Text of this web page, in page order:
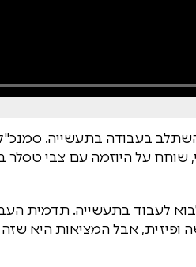
בעבודה בתעשייה.
שוחח על היוזמה עם צבי טסלר
לעבוד בתעשייה. תדמית
אבל המציאות היא שזה